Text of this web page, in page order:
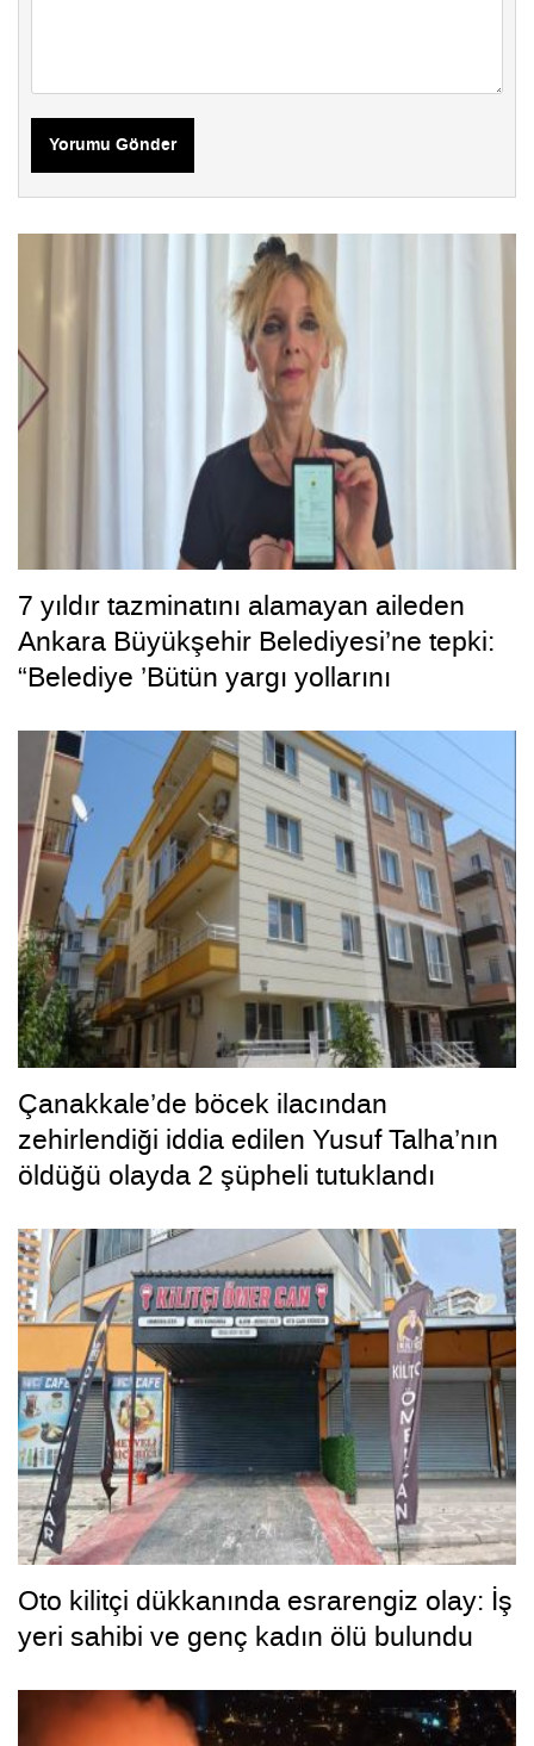
Yorumu Gönder
7 yıldır tazminatını alamayan aileden
Ankara Büyükşehir Belediyesi’ne tepki:
“Belediye ’Bütün yargı yollarını
Çanakkale’de böcek ilacından
zehirlendiği iddia edilen Yusuf Talha’nın
öldüğü olayda 2 şüpheli tutuklandı
Oto kilitçi dükkanında esrarengiz olay: İş
yeri sahibi ve genç kadın ölü bulundu